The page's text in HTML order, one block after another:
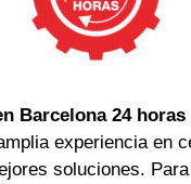
Barcelona 24 horas
experiencia en
soluciones.